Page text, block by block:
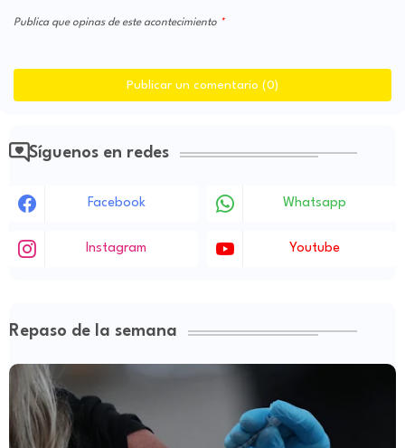
Publica que opinas de este acontecimiento
Publicar un comentario (0)
Síguenos en redes
Facebook Whatsapp
Instagram Youtube
Repaso de la semana